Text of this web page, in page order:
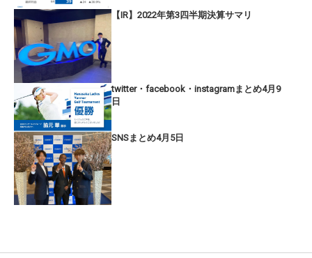
【IR】2022年第3四半期決算サマリ
twitter・facebook・instagramまとめ4月9
日
SNSまとめ4月5日